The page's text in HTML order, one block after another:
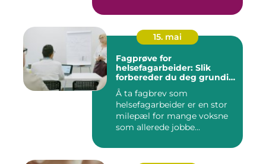
15. mai
Fagprøve for
helsefagarbeider: Slik
forbereder du deg grundig
for helsefagarbeider-
fagbrev
Å ta fagbrev som
helsefagarbeider er en stor
milepæl for mange voksne
som allerede jobbe...